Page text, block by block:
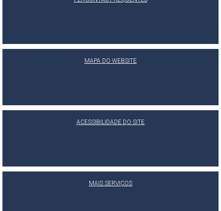
MAPA DO WEBSITE
ACESSIBILIDADE DO SITE
MAIS SERVIÇOS